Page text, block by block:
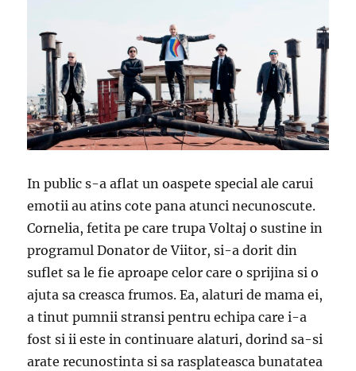
In public s-a aflat un oaspete special ale carui
emotii au atins cote pana atunci necunoscute.
Cornelia, fetita pe care trupa Voltaj o sustine in
programul Donator de Viitor, si-a dorit din
suflet sa le fie aproape celor care o sprijina si o
ajuta sa creasca frumos. Ea, alaturi de mama ei,
a tinut pumnii stransi pentru echipa care i-a
fost si ii este in continuare alaturi, dorind sa-si
arate recunostinta si sa rasplateasca bunatatea